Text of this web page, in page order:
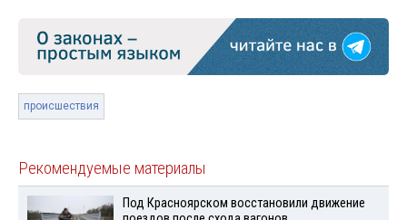
происшествия
Рекомендуемые материалы
Под Красноярском восстановили движение